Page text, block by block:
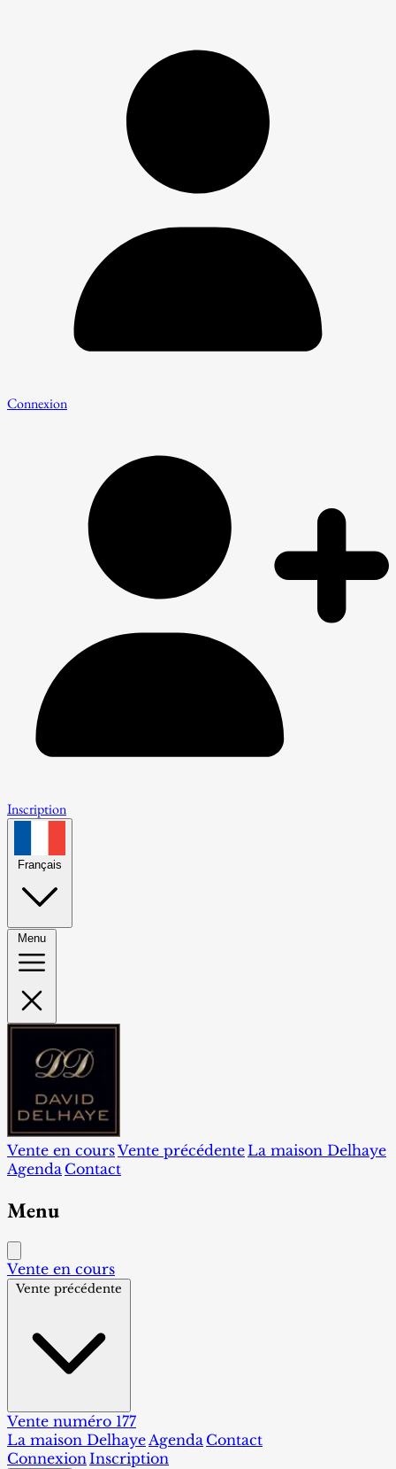
Connexion
Inscription
Français
Menu
Vente en coursVente précédente La maison Delhaye
Agenda Contact
Menu
Vente en cours
Vente précédente
Vente numéro 177
La maison DelhayeAgenda Contact
ConnexionInscription